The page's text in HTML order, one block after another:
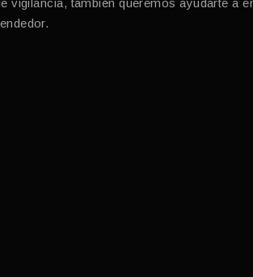
vigilancia, también queremos ayudarte a